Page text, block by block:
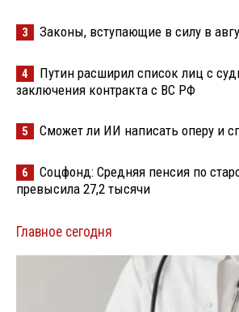
3 Законы, вступающие в силу в
4
Путин расширил список лиц с
заключения контракта с ВС РФ
5 Сможет ли ИИ написать оперу и
6
Соцфонд: Средняя пенсия по
превысила 27,2 тысячи
Главное сегодня